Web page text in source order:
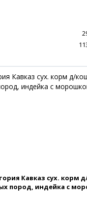
Кавказ сух. корм
пород, индейка с